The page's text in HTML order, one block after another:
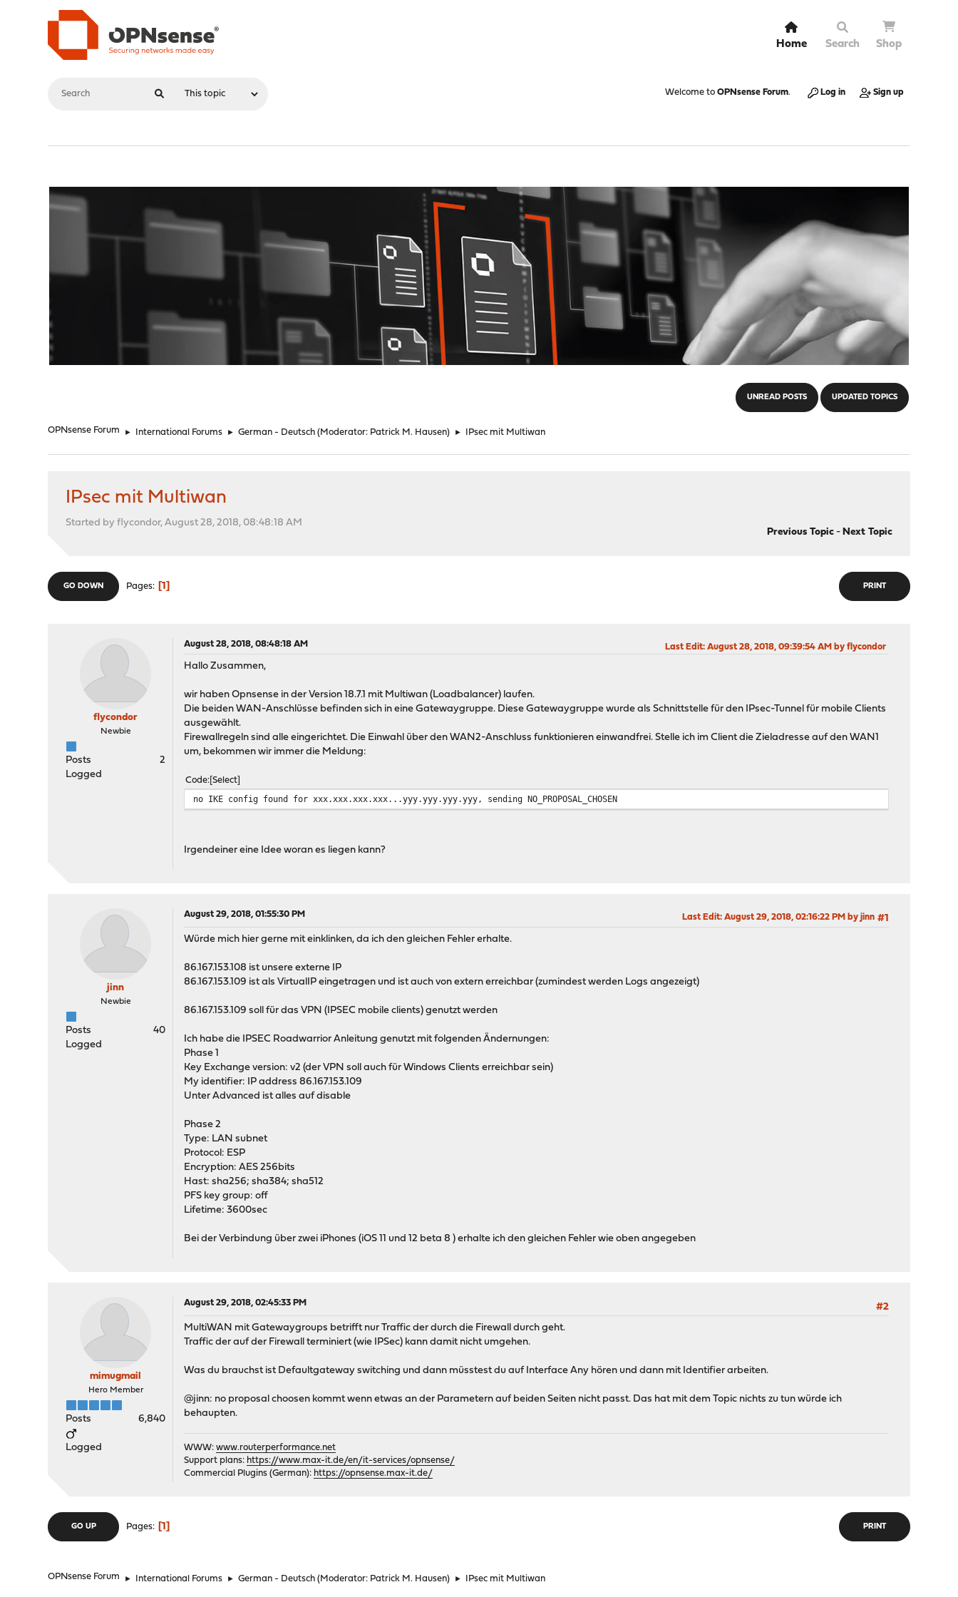
Home Search Shop
Welcome to OPNsense Forum. Log in Sign up
UNREAD POSTS UPDATED TOPICS
OPNsense Forum ► International Forums ► German - Deutsch (Moderator: Patrick M. Hausen) ► IPsec mit Multiwan
IPsec mit Multiwan
Started by flycondor, August 28, 2018, 08:48:18 AM
Previous Topic- Next Topic
PRINT
GO DOWN Pages 1
flycondor
Newbie
Posts
2
Logged
August 28, 2018, 08:48:18 AM Last Edit: August 28, 2018, 09:39:54 AM by flycondor
Hallo Zusammen,
wir haben Opnsense in der Version 18.7.1 mit Multiwan (Loadbalancer) laufen.
Die beiden WAN-Anschlüsse befinden sich in eine Gatewaygruppe. Diese Gatewaygruppe wurde als Schnittstelle für den IPsec-Tunnel für mobile Clients
ausgewählt.
Firewallregeln sind alle eingerichtet. Die Einwahl über den WAN2-Anschluss funktionieren einwandfrei. Stelle ich im Client die Zieladresse auf den WAN1
um, bekommen wir immer die Meldung:
Code Select
no IKE config found for xxx.xxx.xxx.xxx...yyy.yyy.yyy.yyy, sending NO_PROPOSAL_CHOSEN
Irgendeiner eine Idee woran es liegen kann?
jinn
Newbie
Posts
40
Logged
August 29, 2018, 01:55:30 PM #1
Last Edit: August 29, 2018, 02:16:22 PM by jinn
Würde mich hier gerne mit einklinken, da ich den gleichen Fehler erhalte.
86.167.153.108 ist unsere externe IP
86.167.153.109 ist als VirtualIP eingetragen und ist auch von extern erreichbar (zumindest werden Logs angezeigt)
86.167.153.109 soll für das VPN (IPSEC mobile clients) genutzt werden
Ich habe die IPSEC Roadwarrior Anleitung genutzt mit folgenden Ändernungen:
Phase 1
Key Exchange version: v2 (der VPN soll auch für Windows Clients erreichbar sein)
My identifier: IP address 86.167.153.109
Unter Advanced ist alles auf disable
Phase 2
Type: LAN subnet
Protocol: ESP
Encryption: AES 256bits
Hast: sha256; sha384; sha512
PFS key group: off
Lifetime: 3600sec
Bei der Verbindung über zwei iPhones (iOS 11 und 12 beta 8 ) erhalte ich den gleichen Fehler wie oben angegeben
mimugmail
Hero Member
Posts 6,840
Logged
August 29, 2018, 02:45:33 PM
#2
MultiWAN mit Gatewaygroups betrifft nur Traffic der durch die Firewall durch geht.
Traffic der auf der Firewall terminiert (wie IPSec) kann damit nicht umgehen.
Was du brauchst ist Defaultgateway switching und dann müsstest du auf Interface Any hören und dann mit Identifier arbeiten.
@jinn: no proposal choosen kommt wenn etwas an der Parametern auf beiden Seiten nicht passt. Das hat mit dem Topic nichts zu tun würde ich
behaupten.
WWW:www.routerperformance.net
Support plans: https://www.max-it.de/en/it-services/opnsense/
Commercial Plugins (German): https://opnsense.max-it.de/
PRINT
GO UP Pages 1
OPNsense Forum ► International Forums ► German - Deutsch (Moderator: Patrick M. Hausen) ► IPsec mit Multiwan